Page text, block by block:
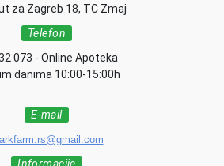
za Zagreb 18, TC Zmaj
Telefon
073 - Online Apoteka
danima 10:00-15:00h
E-mail